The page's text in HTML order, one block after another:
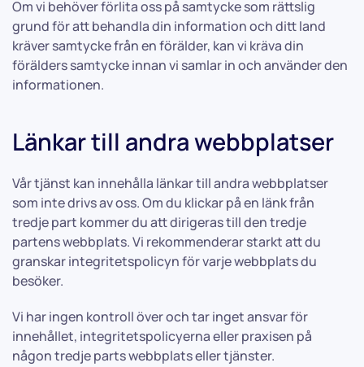
Om vi behöver förlita oss på samtycke som rättslig
grund för att behandla din information och ditt land
kräver samtycke från en förälder, kan vi kräva din
förälders samtycke innan vi samlar in och använder den
informationen.
Länkar till andra webbplatser
Vår tjänst kan innehålla länkar till andra webbplatser
som inte drivs av oss. Om du klickar på en länk från
tredje part kommer du att dirigeras till den tredje
partens webbplats. Vi rekommenderar starkt att du
granskar integritetspolicyn för varje webbplats du
besöker.
Vi har ingen kontroll över och tar inget ansvar för
innehållet, integritetspolicyerna eller praxisen på
någon tredje parts webbplats eller tjänster.